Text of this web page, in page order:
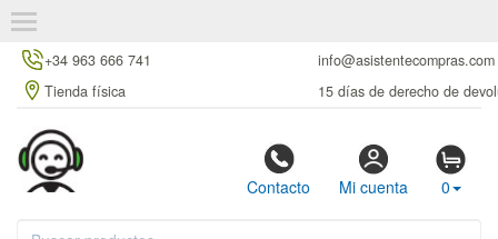
+34 963 666 741
info@asistentecompras.com
Tienda física
15 días de derecho de
Contacto Mi cuenta 0